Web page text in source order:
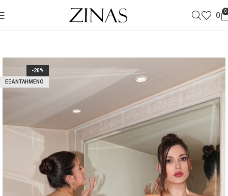
0 0
-20%
ΕΞΑΝΤΛΗΜΈΝΟ